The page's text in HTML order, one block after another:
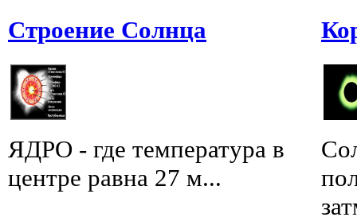
Строение Солнца
ЯДРО - где температура в
центре равна 27 м...